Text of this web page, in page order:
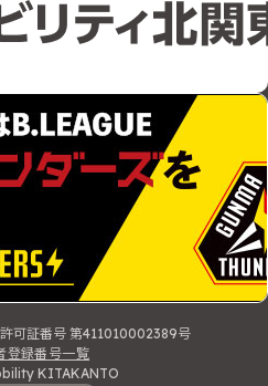
可証番号 第411010002389号
登録番号一覧
KITAKANTO